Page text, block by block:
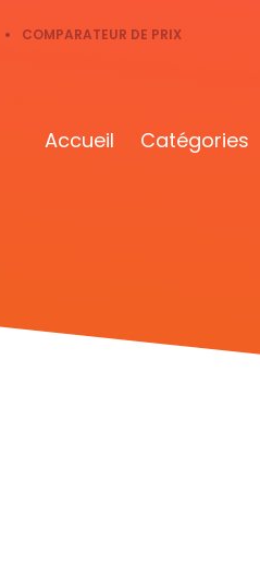
COMPARATEUR DE PRIX
Accueil Catégories